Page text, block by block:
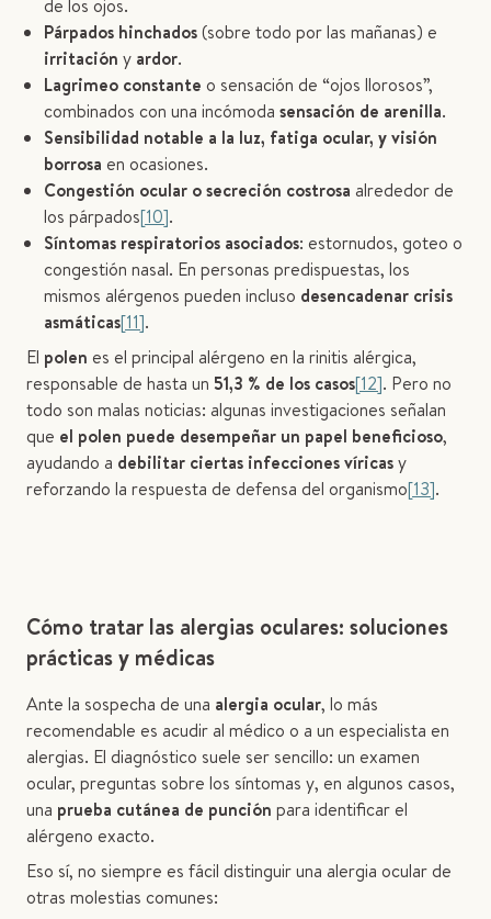
de los ojos.
Párpados hinchados(sobre todo por las mañanas) e
irritación y ardor.
Lagrimeo constante o sensación de “ojos llorosos”,
combinados con una incómoda sensación de arenilla.
Sensibilidad notable a la luz, fatiga ocular, y visión
borrosa en ocasiones.
Congestión ocular o secreción costrosa alrededor de
los párpados[10].
Síntomas respiratorios asociados: estornudos, goteo o
congestión nasal. En personas predispuestas, los
mismos alérgenos pueden incluso desencadenar crisis
asmáticas[11].
El polen es el principal alérgeno en la rinitis alérgica,
responsable de hasta un 51,3 % de los casos[12]. Pero no
todo son malas noticias: algunas investigaciones señalan
que el polen puede desempeñar un papel beneficioso,
ayudando a debilitar ciertas infecciones víricasy
reforzando la respuesta de defensa del organismo[13].
Cómo tratar las alergias oculares: soluciones
prácticas y médicas
Ante la sospecha de una alergia ocular, lo más
recomendable es acudir al médico o a un especialista en
alergias. El diagnóstico suele ser sencillo: un examen
ocular, preguntas sobre los síntomas y, en algunos casos,
una prueba cutánea de punción para identificar el
alérgeno exacto.
Eso sí, no siempre es fácil distinguir una alergia ocular de
otras molestias comunes: